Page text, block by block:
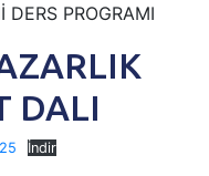
PROGRAMI
DALI
İndir